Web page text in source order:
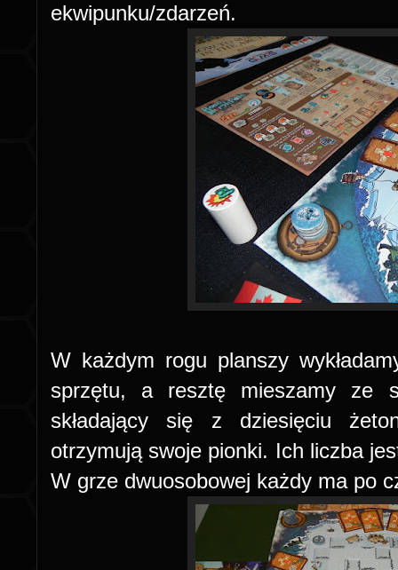
ekwipunku/zdarzeń.
W każdym rogu planszy
sprzętu, a resztę mieszamy ze
składający się z dziesięciu
otrzymują swoje pionki. Ich liczba
W grze dwuosobowej każdy ma po